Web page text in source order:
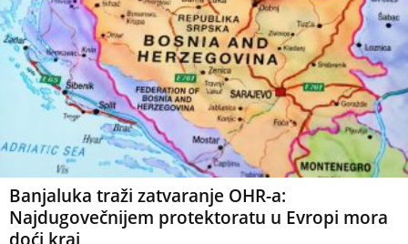
Banjaluka traži zatvaranje OHR-a:
Najdugovečnijem protektoratu u Evropi mora